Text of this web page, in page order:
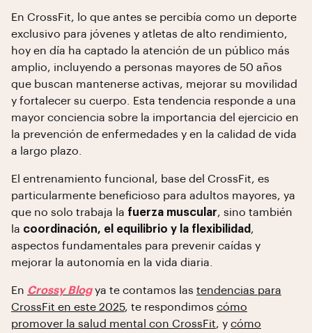
En CrossFit, lo que antes se percibía como un deporte
exclusivo para jóvenes y atletas de alto rendimiento,
hoy en día ha captado la atención de un público más
amplio, incluyendo a personas mayores de 50 años
que buscan mantenerse activas, mejorar su movilidad
y fortalecer su cuerpo. Esta tendencia responde a una
mayor conciencia sobre la importancia del ejercicio en
la prevención de enfermedades y en la calidad de vida
a largo plazo.
El entrenamiento funcional, base del CrossFit, es
particularmente beneficioso para adultos mayores, ya
que no solo trabaja la fuerza muscular, sino también
la coordinación, el equilibrio y la flexibilidad ,
aspectos fundamentales para prevenir caídas y
mejorar la autonomía en la vida diaria.
En Crossy Blogya te contamos las tendencias para
CrossFit en este 2025, te respondimos cómo
promover la salud mental con CrossFit, y cómo